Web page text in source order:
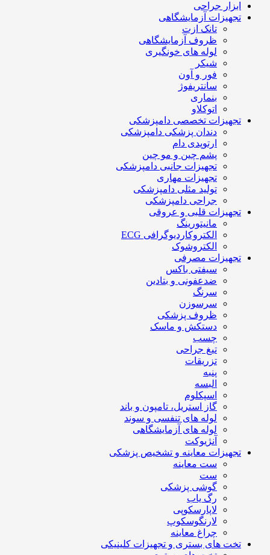
ابزار جراحی
تجهیزات آزمایشگاهی
تانک ازت
ظروف آزمایشگاهی
لوله های خونگیری
شیکر
فور و آون
سانتریفوژ
بنماری
اتوکلاو
تجهیزات تخصصی دامپزشکی
دندان پزشکی دامپزشکی
ارتوپدی دام
پشم چین و مو چین
تجهیزات جانبی دامپزشکی
تجهیزات مهاری
تولید مثلی دامپزشکی
جراحی دامپزشکی
تجهیزات قلبی و عروقی
مانیتورینگ
الکتروکاردیوگرافی ECG
الکتروشوک
تجهیزات مصرفی
سیفتی باکس
ضدعفونی و بتادین
سرنگ
سرسوزن
ظروف پزشکی
دستکش و ماسک
چسب
تیغ جراحی
تزریقات
پنبه
البسه
اسپکلوم
گاز استریل، تامپون و باند
لوله های تنفسی و سوند
لوله های آزمایشگاهی
آنژیوکت
تجهیزات معاینه و تشخیص پزشکی
ست معاینه
ست
گوشی پزشکی
رگ یاب
لاپارسکوپی
لارنگوسکوپ
چراغ معاینه
تخت های بستری و تجهیزات کلینیکی